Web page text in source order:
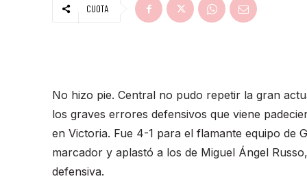
CUOTA
No hizo pie. Central no pudo repetir la gran
los graves errores defensivos que viene
en Victoria. Fue 4-1 para el flamante equipo de
marcador y aplastó a los de Miguel Ángel
defensiva.